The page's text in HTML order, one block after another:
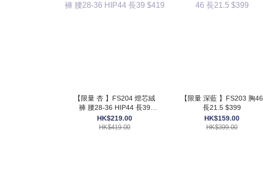
【限量 杏 】FS204 燈芯絨
褲 腰28-36 HIP44 長39
$419
HK$219.00
HK$419.00
【限量 深藍 】FS203 胸46
長21.5 $399
HK$159.00
HK$399.00